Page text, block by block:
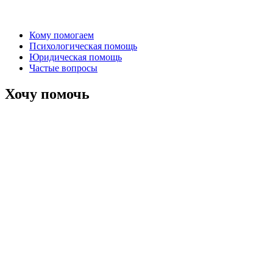
Кому помогаем
Психологическая помощь
Юридическая помощь
Частые вопросы
Хочу помочь